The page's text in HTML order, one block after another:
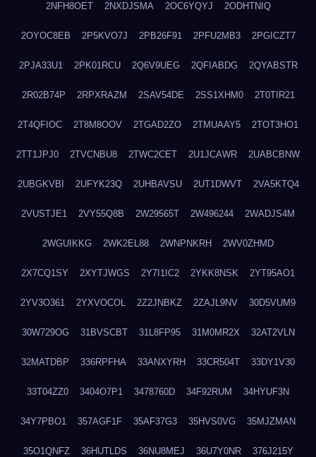
2NFH8OET 2NXDJSMA 2OC6YQYJ 2ODHTNIQ
2OYOC8EB 2P5KVO7J 2PB26F91 2PFU2MB3 2PGICZT7
2PJA33U1 2PK01RCU 2Q6V9UEG 2QFIABDG 2QYABSTR
2R02B74P 2RPXRAZM 2SAV54DE 2SS1XHM0 2T0TIR21
2T4QFIOC 2T8M8OOV 2TGAD2ZO 2TMUAAY5 2TOT3HO1
2TT1JPJ0 2TVCNBU8 2TWC2CET 2U1JCAWR 2UABCBNW
2UBGKVBI 2UFYK23Q 2UHBAVSU 2UT1DWVT 2VA5KTQ4
2VUSTJE1 2VY55Q8B 2W29565T 2W496244 2WADJS4M
2WGUIKKG 2WK2EL88 2WNPNKRH 2WV0ZHMD
2X7CQ1SY 2XYTJWGS 2Y7I1IC2 2YKK8NSK 2YT95AO1
2YV3O361 2YXVOCOL 2Z2JNBKZ 2ZAJL9NV 30D5VUM9
30W729OG 31BVSCBT 31L8FP95 31M0MR2X 32AT2VLN
32MATDBP 336RPFHA 33ANXYRH 33CR504T 33DY1V30
33T04ZZ0 3404O7P1 3478760D 34F92RUM 34HYUF3N
34Y7PBO1 357AGF1F 35AF37G3 35HVS0VG 35MJZMAN
35O1QNFZ 36HUTLDS 36NU8MEJ 36U7Y0NR 376J215Y